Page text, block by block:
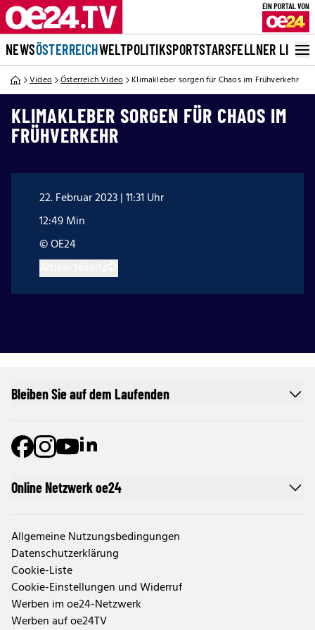
NEWSÖSTERREICHWELTPOLITIKSPORTSTARSFELLNER LIVE
Video Österreich Video Klimakleber sorgen für Chaos im Frühverkehr
KLIMAKLEBER SORGEN FÜR CHAOS IM
FRÜHVERKEHR
22. Februar 2023 | 11:31 Uhr
12:49 Min
© OE24
Online Netzwerk oe24
Allgemeine Nutzungsbedingungen
Datenschutzerklärung
Cookie-Liste
Cookie-Einstellungen und Widerruf
Werben im oe24-Netzwerk
Werben auf oe24TV
Bleiben Sie auf dem Laufenden